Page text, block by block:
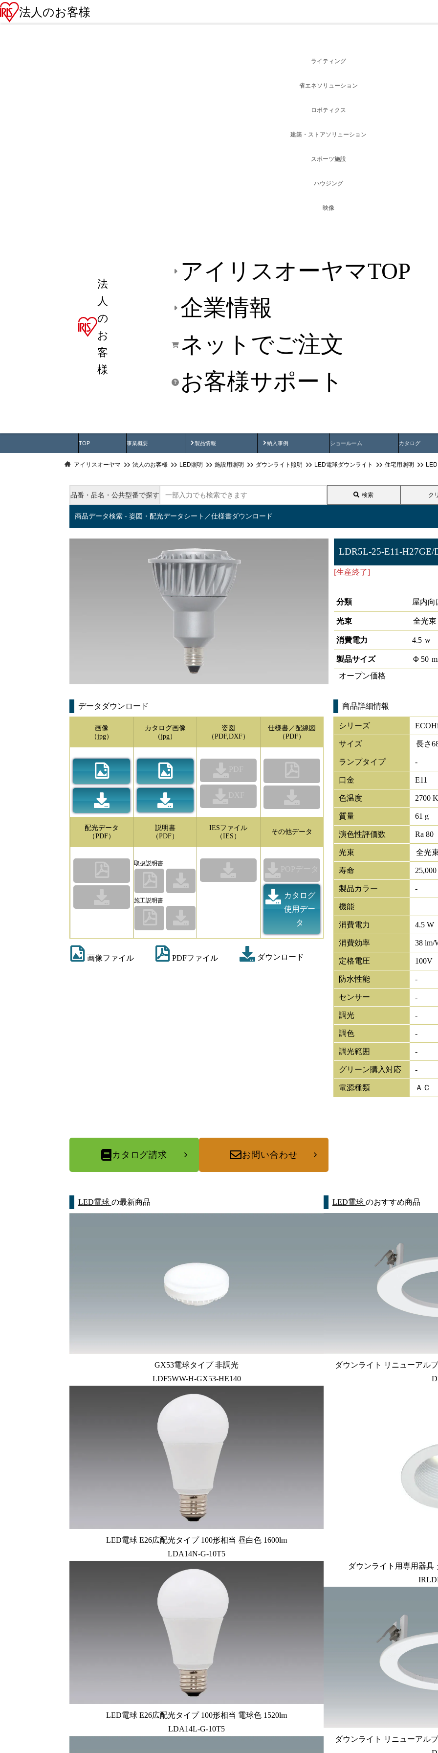
法人のお客様
法
人
の
お
客
様
アイリスオーヤマTOP
企業情報
ネットでご注文
お客様サポート
ライティング
省エネソリューション
ロボティクス
建築・ストアソリューション
スポーツ施設
ハウジング
映像
TOP 事業概要 製品情報
製品動画 納入事例
納入事例動画 ショールーム カタログ
アイリスオーヤマ 法人のお客様 LED照明 施設用照明 ダウンライト照明 LED電球ダウンライト 住宅用照明
品番・品名・公共型番で探す 検索 ク
商品データ検索 - 姿図・配光データシート／仕様書ダウンロード
LDR5L-25-E11-H27GE/
[生産終了]
分類
屋内
光束 全光束
消費電力 4.5 w
製品サイズ Φ 50
オープン価格
データダウンロード
画像
（jpg）
カタログ画像
（jpg）
姿図
（PDF,DXF）
PDF
DXF
仕様書／配線図
（PDF）
配光データ
（PDF）
説明書
（PDF）
取扱説明書
施工説明書
IESファイル
（IES）
その他データ
POPデータ
カタログ
使用デー
タ
画像ファイル PDFファイル ダウンロード
商品詳細情報
シリーズ
サイズ 長さ
ランプタイプ -
口金 E11
色温度 2700 K
質量 61 g
演色性評価数 Ra 80
光束 全光
寿命
製品カラー -
機能
消費電力 4.5 W
消費効率 38 lm/
定格電圧 100V
防水性能 -
センサー -
調光 -
調色 -
調光範囲 -
グリーン購入対応 -
電源種類 ＡＣ
カタログ請求 お問い合わせ
LED電球 の最新商品
GX53電球タイプ 非調光
LDF5WW-H-GX53-HE140
LED電球 E26広配光タイプ 100形相当 昼白色 1600lm
LDA14N-G-10T5
LED電球 E26広配光タイプ 100形相当 電球色 1520lm
LDA14L-G-10T5
LED電球 のおすすめ商品
ダウンライト リニューアル
ダウンライト用専用器具
ダウンライト リニューアル